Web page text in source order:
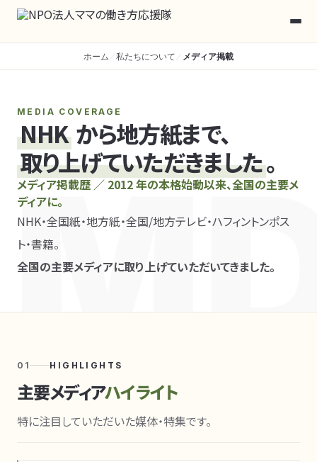
ホーム 私たちについて メディア掲載
MEDIA COVERAGE
NHK から地方紙まで、
取り上げていただきました。
メディア掲載歴 ／ 2012 年の本格始動以来、全国の主要メ
ディアに。
NHK・全国紙・地方紙・全国/地方テレビ・ハフィントンポス
ト・書籍。
全国の主要メディアに取り上げていただいてきました。
01 HIGHLIGHTS
主要メディアハイライト
特に注目していただいた媒体・特集です。